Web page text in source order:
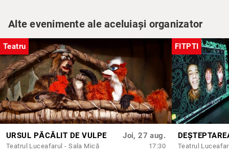
Fiecare persoană care intră în sala de spectacol trebuie să posede
Acces adult:48 lei
Acces preșcolari și școlari:12 lei
Alte evenimente ale aceluiași organizator
Teatru
URSUL PĂCĂLIT DE VULPE
Teatrul Luceafarul - Sala Mică
Joi, 27 aug.
17:30
FITPTI
Teatrul